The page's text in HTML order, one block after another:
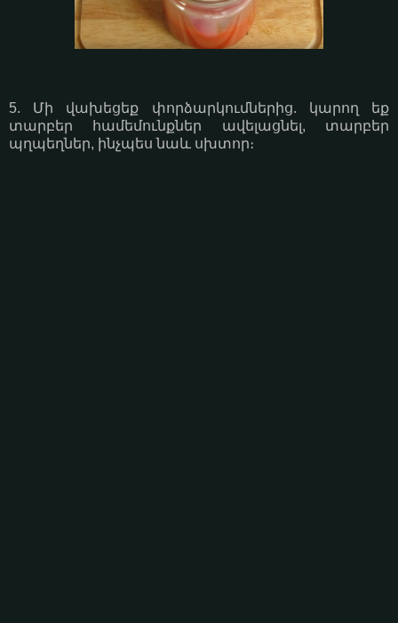
5. Մի վախեցեք փորձարկումներից. կարող եք
տարբեր համեմունքներ ավելացնել, տարբեր
պղպեղներ, ինչպես նաև սխտոր։